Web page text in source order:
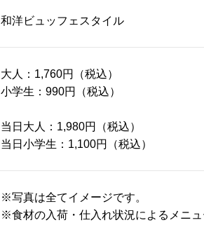
和洋ビュッフェスタイル
大人：1,760円（税込）
小学生：990円（税込）
当日大人：1,980円（税込）
当日小学生：1,100円（税込）
※写真は全てイメージです。
※食材の入荷・仕入れ状況によるメニ